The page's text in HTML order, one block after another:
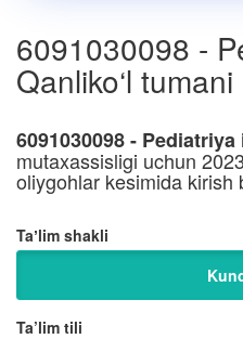
6091030098 -
Qanliko‘l tumani
6091030098 -
mutaxassisligi uchun
oliygohlar kesimida kirish
Taʼlim shakli
Ta’lim tili